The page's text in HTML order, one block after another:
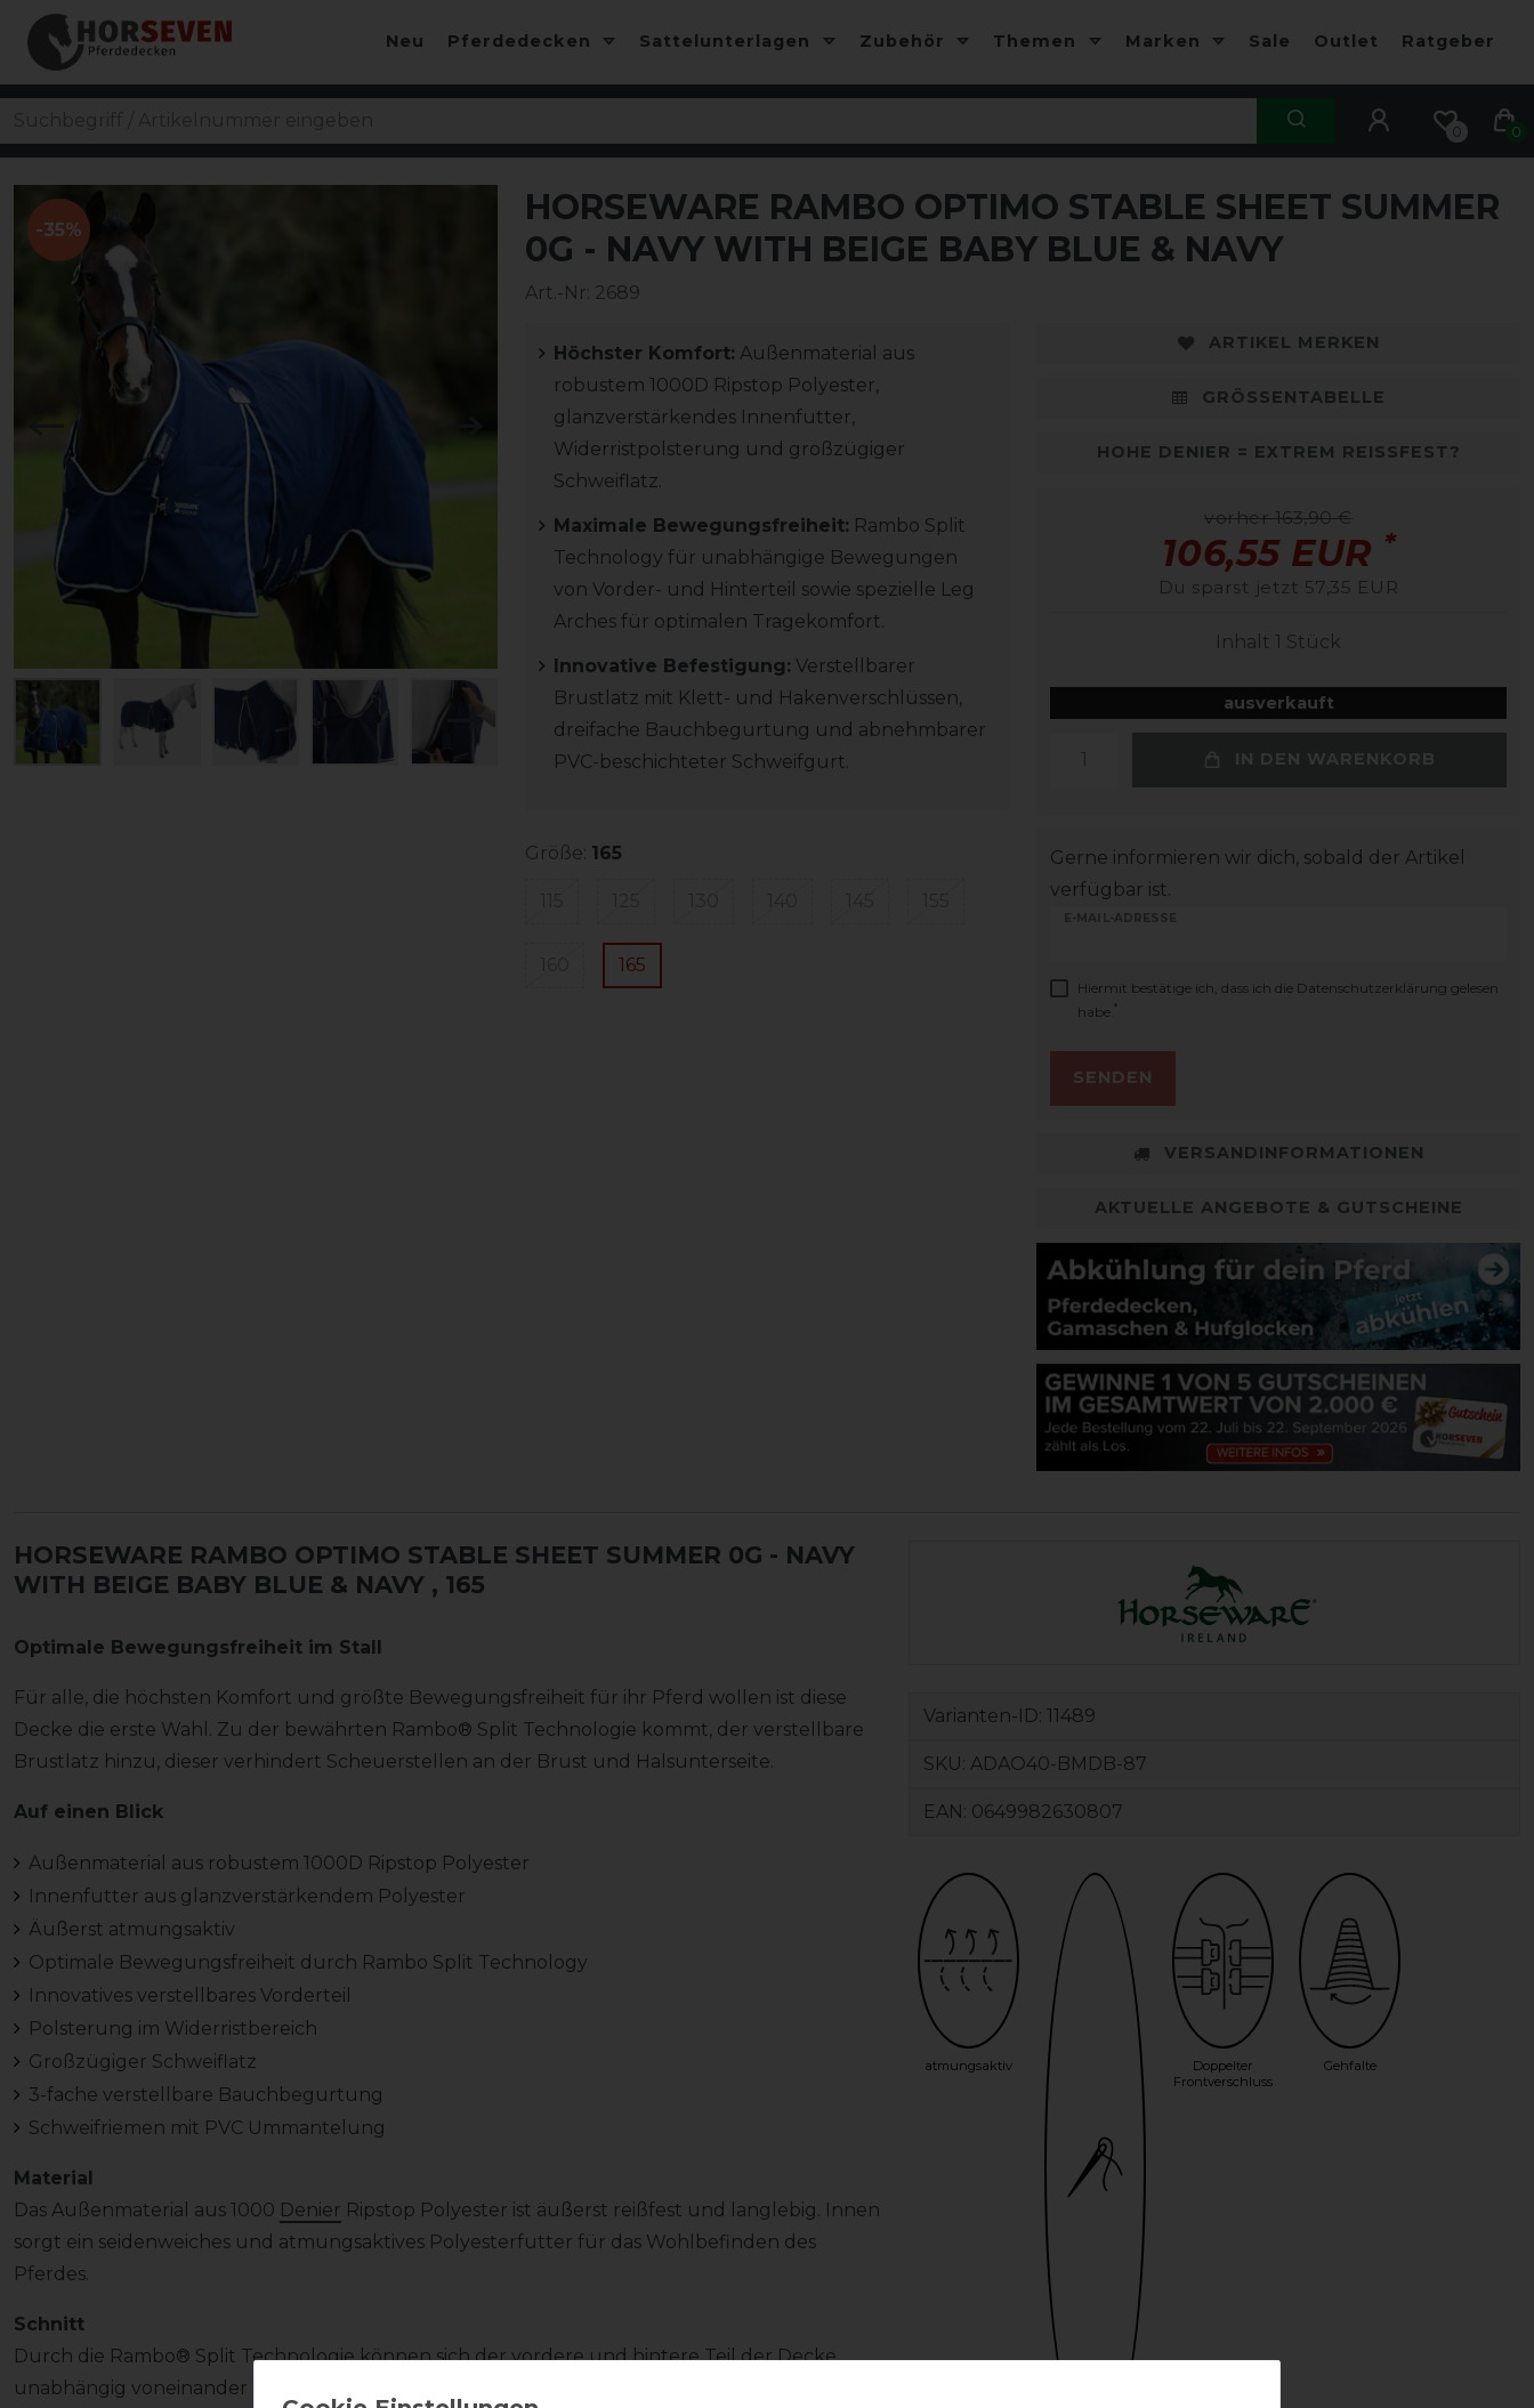
Neu Pferdedecken Sattelunterlagen Zubehör Themen Marken Sale Outlet Ratgeber
0 0
-35%
HORSEWARE RAMBO OPTIMO STABLE SHEET SUMMER
0G - NAVY WITH BEIGE BABY BLUE & NAVY
Art.-Nr: 2689
Höchster Komfort: Außenmaterial aus
robustem 1000D Ripstop Polyester,
glanzverstärkendes Innenfutter,
Widerristpolsterung und großzügiger
Schweiflatz.
Maximale Bewegungsfreiheit: Rambo Split
Technology für unabhängige Bewegungen
von Vorder- und Hinterteil sowie spezielle Leg
Arches für optimalen Tragekomfort.
Innovative Befestigung: Verstellbarer
Brustlatz mit Klett- und Hakenverschlüssen,
dreifache Bauchbegurtung und abnehmbarer
PVC-beschichteter Schweifgurt.
Größe: 165
165
ARTIKEL MERKEN
GRÖSSENTABELLE
HOHE DENIER = EXTREM REISSFEST?
vorher 163,90 €
106,55 EUR *
Du sparst jetzt 57,35 EUR
Inhalt 1 Stück
ausverkauft
IN DEN WARENKORB
Gerne informieren wir dich, sobald der Artikel
verfügbar ist.
E-MAIL-ADRESSE
Hiermit bestätige ich, dass ich die Daten­schutz­erklärung gelesen
habe. *
SENDEN
VERSANDINFORMATIONEN
AKTUELLE ANGEBOTE & GUTSCHEINE
HORSEWARE RAMBO OPTIMO STABLE SHEET SUMMER 0G - NAVY
WITH BEIGE BABY BLUE & NAVY , 165
Optimale Bewegungsfreiheit im Stall
Für alle, die höchsten Komfort und größte Bewegungsfreiheit für ihr Pferd wollen ist diese
Decke die erste Wahl. Zu der bewährten Rambo® Split Technologie kommt, der verstellbare
Brustlatz hinzu, dieser verhindert Scheuerstellen an der Brust und Halsunterseite.
Auf einen Blick
Außenmaterial aus robustem 1000D Ripstop Polyester
Innenfutter aus glanzverstärkendem Polyester
Äußerst atmungsaktiv
Optimale Bewegungsfreiheit durch Rambo Split Technology
Innovatives verstellbares Vorderteil
Polsterung im Widerristbereich
Großzügiger Schweiflatz
3-fache verstellbare Bauchbegurtung
Schweifriemen mit PVC Ummantelung
Material
Das Außenmaterial aus 1000 Denier Ripstop Polyester ist äußerst reißfest und langlebig. Innen
sorgt ein seidenweiches und atmungsaktives Polyesterfutter für das Wohlbefinden des
Pferdes.
Schnitt
Durch die Rambo® Split Technologie können sich der vordere und hintere Teil der Decke
unabhängig voneinander bewegen. Der vordere Teil der Decke kann sich mit der Schulter
Varianten-ID: 11489
SKU: ADAO40-BMDB-87
EAN: 0649982630807
atmungsaktiv
Doppelter
Frontverschluss
Gehfalte